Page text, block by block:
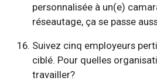
personnalisée à un(e)
réseautage, ça se passe
Suivez cinq employeurs
ciblé. Pour quelles
travailler?